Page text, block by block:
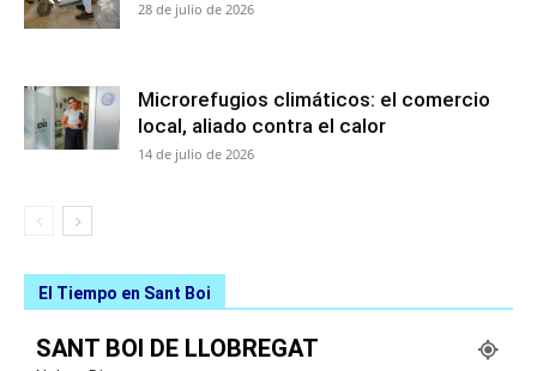
28 de julio de 2026
Microrefugios climáticos: el comercio
local, aliado contra el calor
14 de julio de 2026
El Tiempo en Sant Boi
SANT BOI DE LLOBREGAT